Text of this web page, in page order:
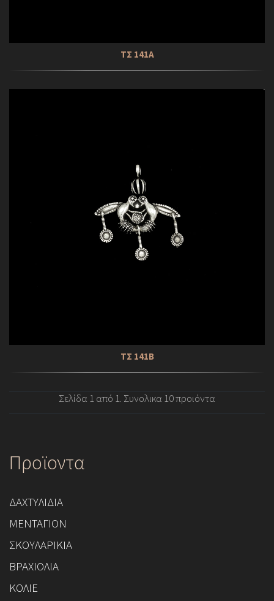
ΤΣ 141Α
ΤΣ 141Β
Σελίδα 1 από 1. Συνολικα 10 προιόντα
Προϊοντα
ΔΑΧΤΥΛΙΔΙΑ
ΜΕΝΤΑΓΙΟΝ
ΣΚΟΥΛΑΡΙΚΙΑ
ΒΡΑΧΙΟΛΙΑ
ΚΟΛΙΕ